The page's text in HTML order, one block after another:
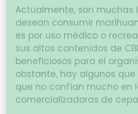
Actualmente, son muchas
desean consumir
es por uso médico o
sus altos contenidos de
beneficiosos para el
obstante, hay algunos
que no confían mucho en
comercializadoras de